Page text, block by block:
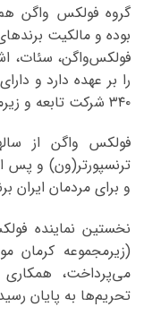
گروه فولکس واگن
بوده و مالکیت
فولکس‌واگن، سئات،
۳۴۰ شرکت تابعه و زیرمجموعه می‌باشد.
فولکس واگن از
ترنسپورتر(ون) و پس
و برای مردمان ایران
نخستین نماینده
(زیرمجموعه کرمان
می‌پرداخت،
تحریم‌ها به پایان